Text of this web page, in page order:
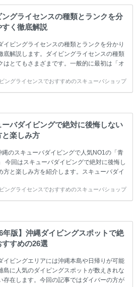
ングライセンスの種類とランクを分
すく徹底解説
イビングライセンスの種類とランクを分かり
底解説します。ダイビングライセンスの種類
はとてもさまざまです。一般的に最初は「オ
ビングのライセンスカードはダイビングの教
しくは指導団体が発行しています。教育機関
います。 ダイビングライセンスの種類はエン
ベルのライセンスからプロレベルのライセン
ンク分けされています。各教育機関(指導団
てライセンスカードの名称、トレーニング内
がありま...
ングライセンスでおすすめのスキューバショップ
ーバダイビングで絶対に後悔しない
と楽しみ方
縄のスキューバダイビングで人気NO1の「青
今回はスキューバダイビングで絶対に後悔し
方と楽しみ方を紹介します。スキューバダイ
めて間もない初心者の方に必見の内容です。
バダイビングの始め方と楽しみ方について学
グが台無しになり後悔することになってしま
れません。 又、スキューバダイビングは事故
があるスポーツでもあります。もしかしたら
いをしてしまうかもしれません。 今回は現地
グ...
ングライセンスでおすすめのスキューバショップ
年版】沖縄ダイビングスポットで絶
すめの26選
イビングエリアには沖縄本島や日帰りが可能
島に人気のダイビングスポットが数えきれな
存在します。今回の記事ではダイバーの方が